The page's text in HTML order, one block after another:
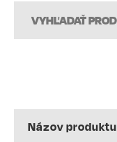
Názov produktu